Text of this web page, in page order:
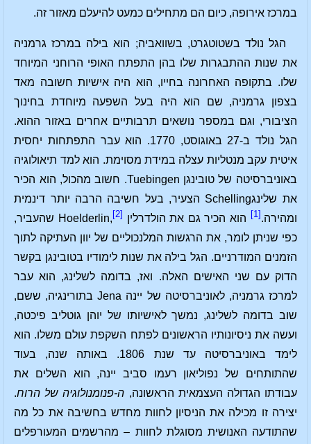
במרכז אירופה, כיום הם מתחילים כמעט להיעלם מאזור זה.
הגל נולד בשטוטגרט, בשוואביה; הוא בילה במרכז גרמניה
את שנות ההתבגרות שלו בהן התפתח האופי הרוחני המיוחד
שלו. בתקופה האחרונה בחייו, הוא היה אישיות חשובה מאד
בצפון גרמניה, שם הוא היה בעל השפעה מיוחדת בחינוך
הציבורי, וגם במספר נושאים תרבותיים אחרים באזור ההוא.
הגל נולד ב-27 באוגוסט, 1770. הוא עבר התפתחות יחסית
איטית עקב מנטליות עצלה במידת מסוימת. הוא למד תיאולוגיה
באוניברסיטה של טובינגן Tuebingen. חשוב מהכול, הוא הכיר
את שלינגSchelling הצעיר, בעל חשיבה הרבה יותר דינמית
ומהירה. [1] הוא הכיר גם את הולדרלין Hoelderlin, [2]
שהעביר,
כפי שניתן לומר, את הרגשות המלנכוליים של יוון העתיקה לתוך
הזמנים המודרניים. הגל בילה את שנות לימודיו בטובינגן בקשר
הדוק עם שני האישים האלה. ואז, בדומה לשלינג, הוא עבר
למרכז גרמניה, לאוניברסיטה של יינה Jena בתורינגיה, ששם,
שוב בדומה לשלינג, נמשך לאישיותו של יוהן גוטליב פיכטה,
ועשה את ניסיונותיו הראשונים לפתח השקפת עולם משלו. הוא
לימד באוניברסיטה עד שנת 1806. באותה שנה, בעוד
שהתותחים של נפוליאון רעמו סביב יינה, הוא השלים את
עבודתו הגדולה העצמאית הראשונה, ה-פנומנולוגיה של הרוח.
יצירה זו מכילה את הניסיון לחוות מחדש בחשיבה את כל מה
שהתודעה האנושית מסוגלת לחוות – מהרשמים המעורפלים